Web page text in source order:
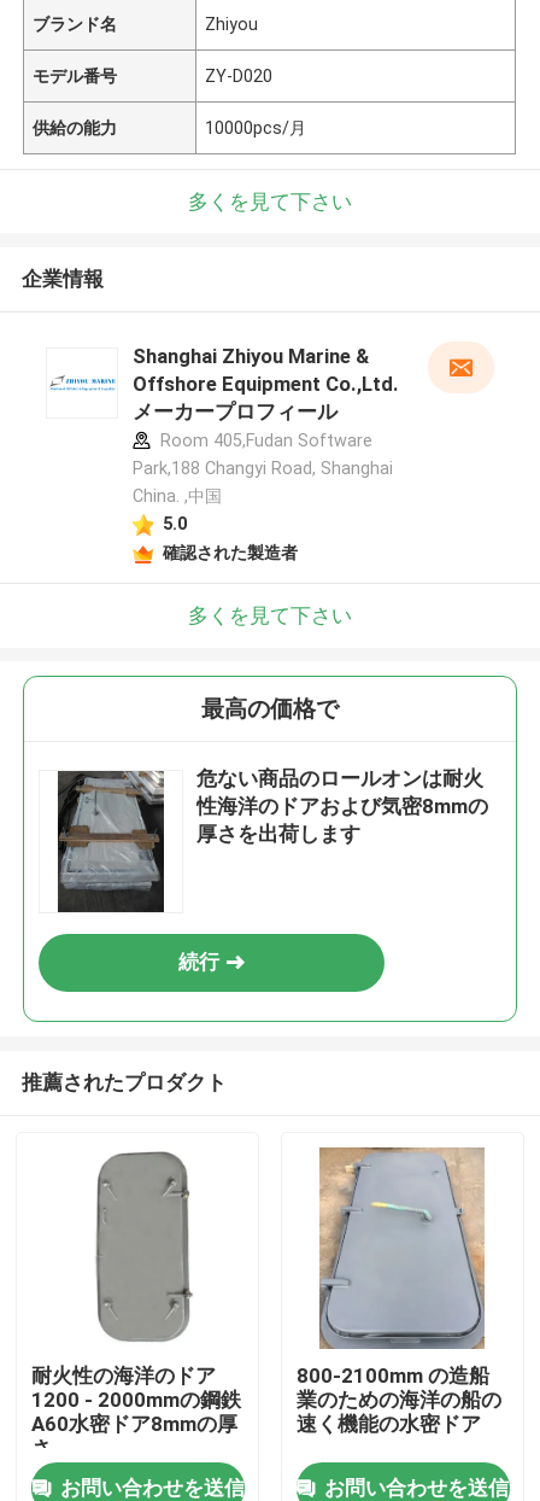
ブランド名 Zhiyou
モデル番号 ZY-D020
供給の能力 10000pcs/月
多くを見て下さい
企業情報
Shanghai Zhiyou Marine &
Offshore Equipment Co.,Ltd.
メーカープロフィール
Room 405,Fudan Software
Park,188 Changyi Road, Shanghai
China. ,中国
5.0
確認された製造者
多くを見て下さい
最高の価格で
危ない商品のロールオンは耐火
性海洋のドアおよび気密8mmの
厚さを出荷します
続行
推薦されたプロダクト
耐火性の海洋のドア
1200 - 2000mmの鋼鉄
A60水密ドア8mmの厚
さ
お問い合わせを送信
800-2100mm の造船
業のための海洋の船の
速く機能の水密ドア
お問い合わせを送信